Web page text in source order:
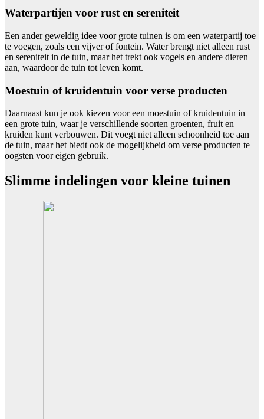
Waterpartijen voor rust en sereniteit
Een ander geweldig idee voor grote tuinen is om een waterpartij toe
te voegen, zoals een vijver of fontein. Water brengt niet alleen rust
en sereniteit in de tuin, maar het trekt ook vogels en andere dieren
aan, waardoor de tuin tot leven komt.
Moestuin of kruidentuin voor verse producten
Daarnaast kun je ook kiezen voor een moestuin of kruidentuin in
een grote tuin, waar je verschillende soorten groenten, fruit en
kruiden kunt verbouwen. Dit voegt niet alleen schoonheid toe aan
de tuin, maar het biedt ook de mogelijkheid om verse producten te
oogsten voor eigen gebruik.
Slimme indelingen voor kleine tuinen